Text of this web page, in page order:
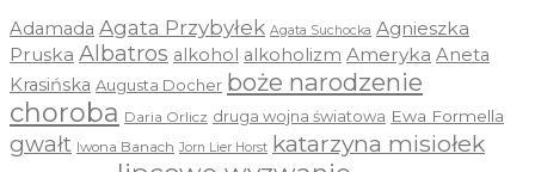
Adamada Agata Przybyłek Agata Suchocka Agnieszka
Pruska Albatros alkohol alkoholizm Ameryka Aneta
Krasińska Augusta Docher boże narodzenie
choroba Daria Orlicz druga wojna światowa Ewa Formella
gwałt Iwona Banach Jorn Lier Horst katarzyna misiołek